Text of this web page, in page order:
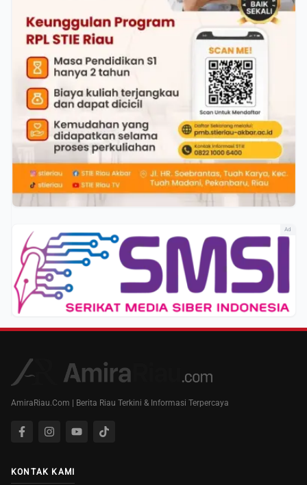
Ad
AmiraRiau.Com | Berita Riau Terkini & Informasi Terpercaya
KONTAK KAMI